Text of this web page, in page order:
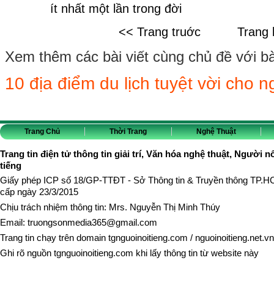
ít nhất một lần trong đời
<< Trang truớc
Trang
Xem thêm các bài viết cùng chủ đề với
10 địa điểm du lịch tuyệt vời cho
Trang Chủ Thời Trang Nghệ Thuật
Trang tin điện tử thông tin giải trí, Văn hóa nghệ thuật, Người
tiếng
Giấy phép ICP số 18/GP-TTĐT - Sở Thông tin & Truyền thông
cấp ngày 23/3/2015
Chịu trách nhiệm thông tin: Mrs. Nguyễn Thị Minh Thúy
Email: truongsonmedia365@gmail.com
Trang tin chạy trên domain tgnguoinoitieng.com / nguoinoitieng.net.vn
Ghi rõ nguồn tgnguoinoitieng.com khi lấy thông tin từ website này